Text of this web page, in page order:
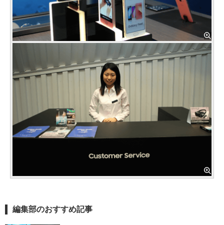
編集部のおすすめ記事